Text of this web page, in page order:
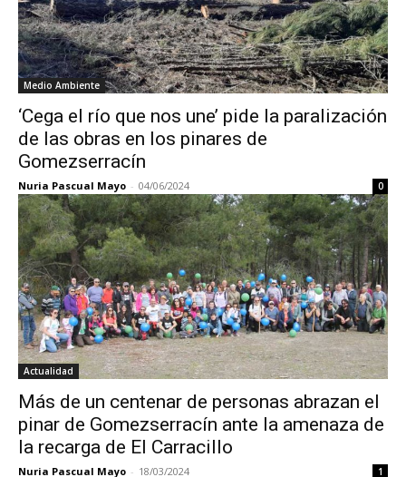
Medio Ambiente
‘Cega el río que nos une’ pide la paralización
de las obras en los pinares de
Gomezserracín
Nuria Pascual Mayo - 04/06/2024 0
Actualidad
Más de un centenar de personas abrazan el
pinar de Gomezserracín ante la amenaza de
la recarga de El Carracillo
Nuria Pascual Mayo - 18/03/2024 1